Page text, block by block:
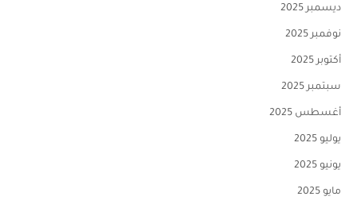
ديسمبر 2025
نوفمبر 2025
أكتوبر 2025
سبتمبر 2025
أغسطس 2025
يوليو 2025
يونيو 2025
مايو 2025